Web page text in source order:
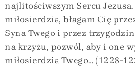
najlitościwszym Sercu Jezusa.
miłosierdzia, błagam Cię
Syna Twego i przez
na krzyżu, pozwól, aby i one
miłosierdzia Twego… (1228-